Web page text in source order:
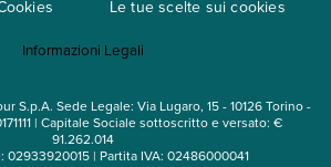
Le tue scelte sui cookies
Informazioni Legali
S.p.A. Sede Legale: Via Lugaro, 15 - 10126 Torino -
| Capitale Sociale sottoscritto e versato: €
91.262.014
02933920015 | Partita IVA: 02486000041